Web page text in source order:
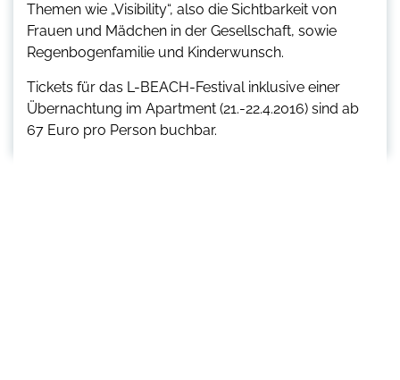
Themen wie „Visibility“, also die Sichtbarkeit von
Frauen und Mädchen in der Gesellschaft, sowie
Regenbogenfamilie und Kinderwunsch.
Tickets für das L-BEACH-Festival inklusive einer
Übernachtung im Apartment (21.-22.4.2016) sind ab
67 Euro pro Person buchbar.